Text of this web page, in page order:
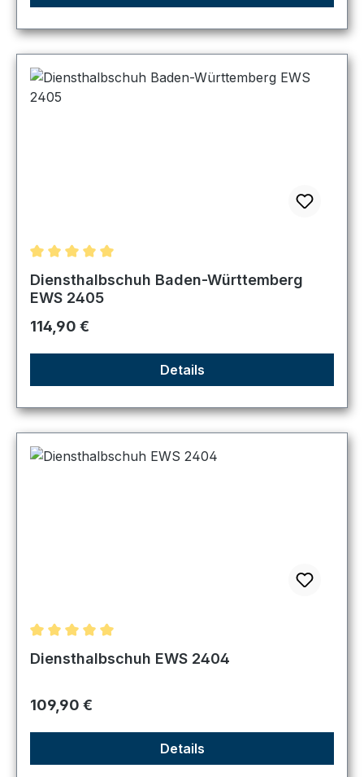
Durchschnittliche Bewertung von 5 von 5 Sternen
Diensthalbschuh Baden-Württemberg
EWS 2405
Regulärer Preis:
114,90 €
Details
Durchschnittliche Bewertung von 5 von 5 Sternen
Diensthalbschuh EWS 2404
Regulärer Preis:
109,90 €
Details